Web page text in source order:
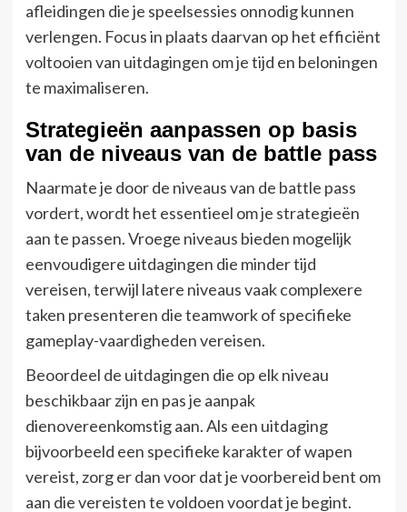
afleidingen die je speelsessies onnodig kunnen
verlengen. Focus in plaats daarvan op het efficiënt
voltooien van uitdagingen om je tijd en beloningen
te maximaliseren.
Strategieën aanpassen op basis
van de niveaus van de battle pass
Naarmate je door de niveaus van de battle pass
vordert, wordt het essentieel om je strategieën
aan te passen. Vroege niveaus bieden mogelijk
eenvoudigere uitdagingen die minder tijd
vereisen, terwijl latere niveaus vaak complexere
taken presenteren die teamwork of specifieke
gameplay-vaardigheden vereisen.
Beoordeel de uitdagingen die op elk niveau
beschikbaar zijn en pas je aanpak
dienovereenkomstig aan. Als een uitdaging
bijvoorbeeld een specifieke karakter of wapen
vereist, zorg er dan voor dat je voorbereid bent om
aan die vereisten te voldoen voordat je begint.